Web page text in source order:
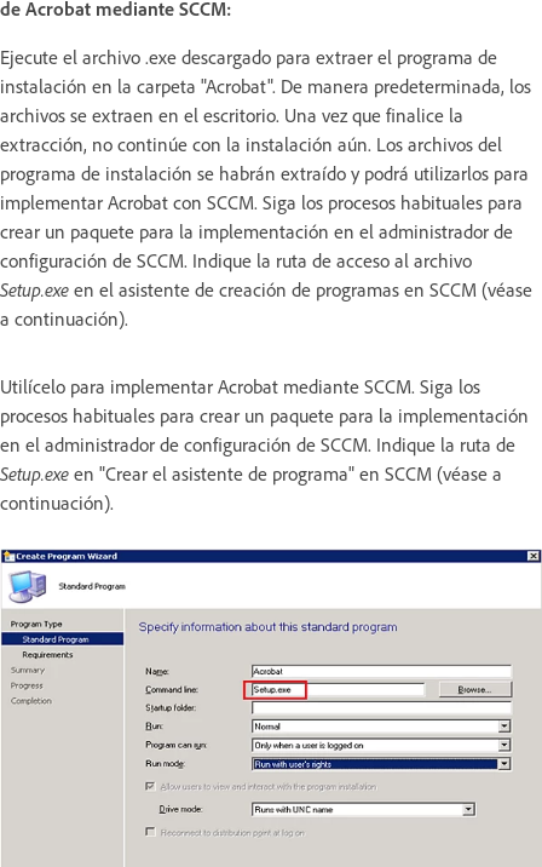
de Acrobat mediante SCCM:
Ejecute el archivo .exe descargado para extraer el programa de
instalación en la carpeta "Acrobat". De manera predeterminada, los
archivos se extraen en el escritorio. Una vez que finalice la
extracción, no continúe con la instalación aún. Los archivos del
programa de instalación se habrán extraído y podrá utilizarlos para
implementar Acrobat con SCCM. Siga los procesos habituales para
crear un paquete para la implementación en el administrador de
configuración de SCCM. Indique la ruta de acceso al archivo
Setup.exe en el asistente de creación de programas en SCCM (véase
a continuación).
Utilícelo para implementar Acrobat mediante SCCM. Siga los
procesos habituales para crear un paquete para la implementación
en el administrador de configuración de SCCM. Indique la ruta de
Setup.exe en "Crear el asistente de programa" en SCCM (véase a
continuación).